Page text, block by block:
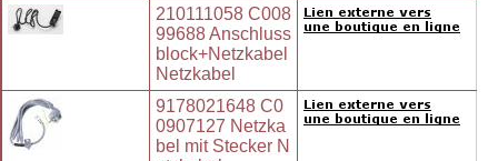
210111058 C008
99688 Anschluss
block+Netzkabel
Netzkabel
9178021648 C0
0907127 Netzka
bel mit Stecker N